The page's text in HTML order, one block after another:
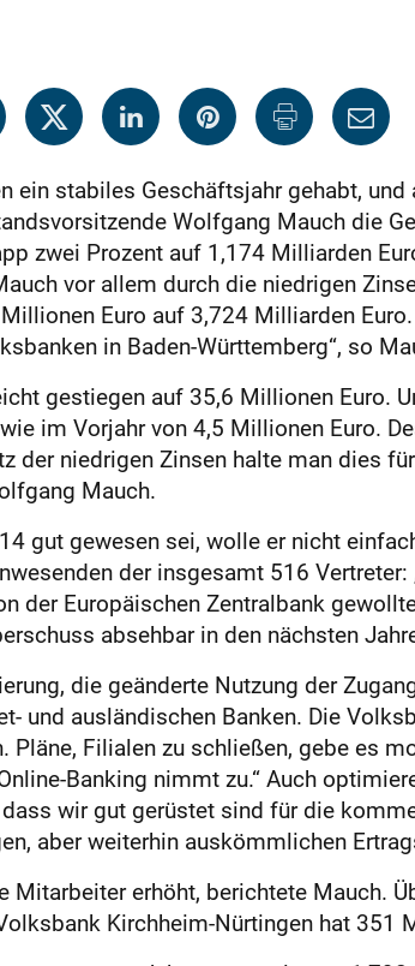
ein stabiles Geschäftsjahr gehabt,
Wolfgang Mauch die
zwei Prozent auf 1,174 Milliarden
vor allem durch die niedrigen
Euro auf 3,724 Milliarden
in Baden-Württemberg“, so
gestiegen auf 35,6 Millionen Euro.
im Vorjahr von 4,5 Millionen Euro.
der niedrigen Zinsen halte man dies
Mauch.
gut gewesen sei, wolle er nicht
der insgesamt 516 Vertreter:
der Europäischen Zentralbank
absehbar in den nächsten
die geänderte Nutzung der
und ausländischen Banken. Die
Pläne, Filialen zu schließen, gebe es
Banking nimmt zu.“ Auch
wir gut gerüstet sind für die
aber weiterhin auskömmlichen
erhöht, berichtete Mauch.
Kirchheim-Nürtingen hat 351